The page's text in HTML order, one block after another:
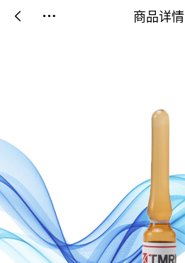
商品详情
 